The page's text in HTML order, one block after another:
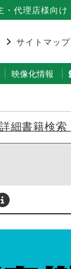
・代理店様向け
サイトマップ
映像化情報
詳細書籍検索